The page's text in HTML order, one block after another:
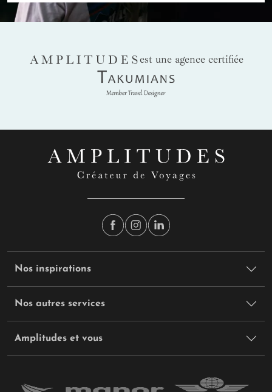
AMPLITUDES
est une agence certifiée
Takumians
Nos inspirations
Nos autres services
Amplitudes et vous